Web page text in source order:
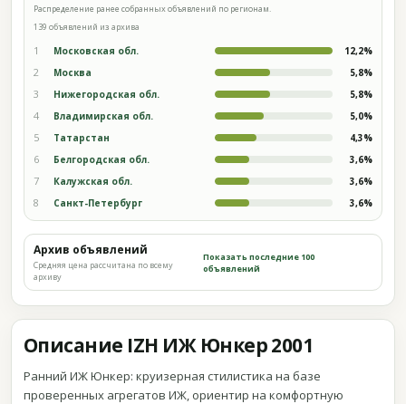
Распределение ранее собранных объявлений по регионам.
139 объявлений из архива
1 Московская обл. 12,2%
2 Москва 5,8%
3 Нижегородская обл. 5,8%
4 Владимирская обл. 5,0%
5 Татарстан 4,3%
6 Белгородская обл. 3,6%
7 Калужская обл. 3,6%
8 Санкт-Петербург 3,6%
Архив объявлений
Средняя цена рассчитана по всему
архиву
Показать последние 100
объявлений
Описание IZH ИЖ Юнкер 2001
Ранний ИЖ Юнкер: круизерная стилистика на базе
проверенных агрегатов ИЖ, ориентир на комфортную